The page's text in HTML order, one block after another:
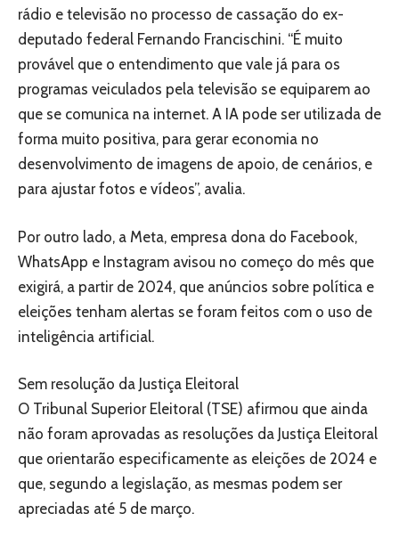
rádio e televisão no processo de cassação do ex-
deputado federal Fernando Francischini. “É muito
provável que o entendimento que vale já para os
programas veiculados pela televisão se equiparem ao
que se comunica na internet. A IA pode ser utilizada de
forma muito positiva, para gerar economia no
desenvolvimento de imagens de apoio, de cenários, e
para ajustar fotos e vídeos”, avalia.
Por outro lado, a Meta, empresa dona do Facebook,
WhatsApp e Instagram avisou no começo do mês que
exigirá, a partir de 2024, que anúncios sobre política e
eleições tenham alertas se foram feitos com o uso de
inteligência artificial.
Sem resolução da Justiça Eleitoral
O Tribunal Superior Eleitoral (TSE) afirmou que ainda
não foram aprovadas as resoluções da Justiça Eleitoral
que orientarão especificamente as eleições de 2024 e
que, segundo a legislação, as mesmas podem ser
apreciadas até 5 de março.